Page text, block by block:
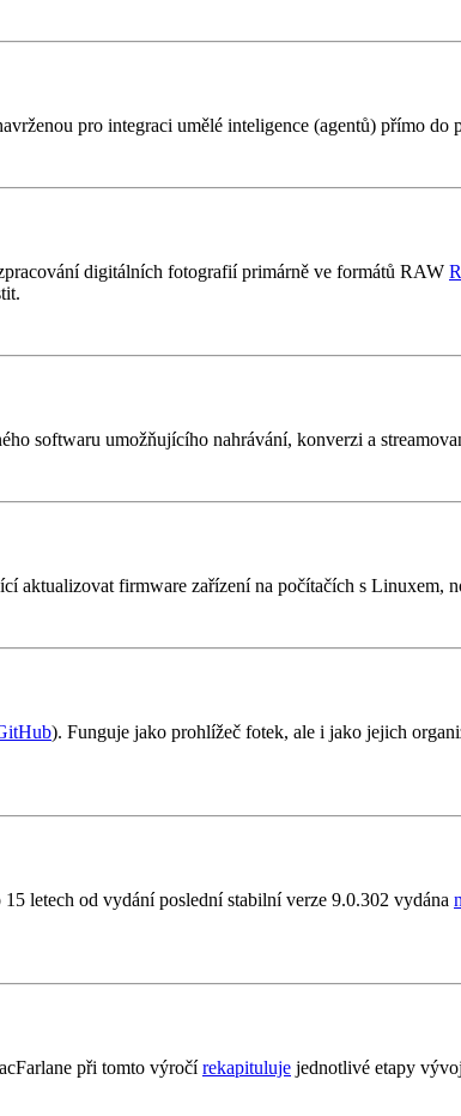
pro integraci umělé inteligence (agentů) přímo do
digitálních fotografií primárně ve formátů RAW
softwaru umožňujícího nahrávání, konverzi a
aktualizovat firmware zařízení na počítačích s Linuxem,
). Funguje jako prohlížeč fotek, ale i jako jejich
letech od vydání poslední stabilní verze 9.0.302 vydána
při tomto výročírekapituluje jednotlivé etapy